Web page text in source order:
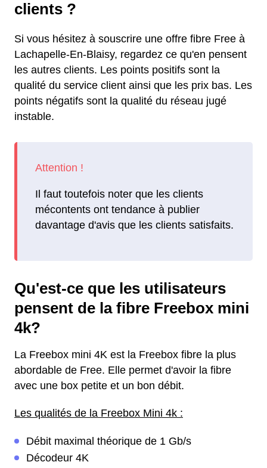
clients ?
Si vous hésitez à souscrire une offre fibre Free à
Lachapelle-En-Blaisy, regardez ce qu'en pensent
les autres clients. Les points positifs sont la
qualité du service client ainsi que les prix bas. Les
points négatifs sont la qualité du réseau jugé
instable.
Il faut toutefois noter que les clients
mécontents ont tendance à publier
davantage d'avis que les clients satisfaits.
Qu'est-ce que les utilisateurs
pensent de la fibre Freebox mini
4k?
La Freebox mini 4K est la Freebox fibre la plus
abordable de Free. Elle permet d'avoir la fibre
avec une box petite et un bon débit.
Les qualités de la Freebox Mini 4k :
Débit maximal théorique de 1 Gb/s
Décodeur 4K